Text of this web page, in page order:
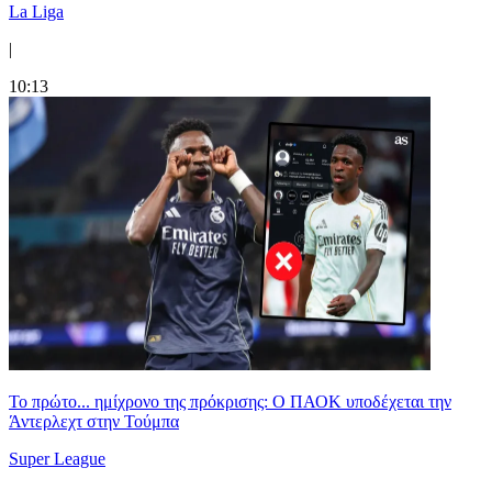
La Liga
|
10:13
Το πρώτο... ημίχρονο της πρόκρισης: Ο ΠΑΟΚ υποδέχεται την
Άντερλεχτ στην Τούμπα
Super League